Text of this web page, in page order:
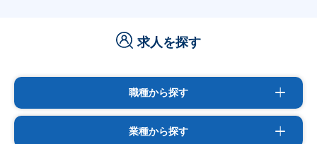
求人を探す
職種から探す
業種から探す